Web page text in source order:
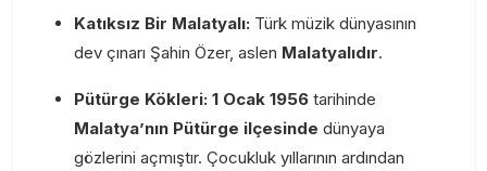
Katıksız Bir Malatyalı: Türk müzik dünyasının
dev çınarı Şahin Özer, aslen Malatyalıdır.
Pütürge Kökleri: 1 Ocak 1956 tarihinde
Malatya’nın Pütürge ilçesinde dünyaya
gözlerini açmıştır. Çocukluk yıllarının ardından